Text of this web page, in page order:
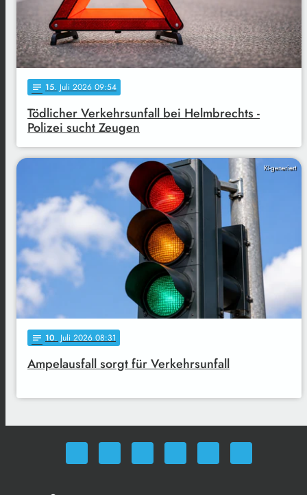
notes 15. Juli 2026 09:54
Tödlicher Verkehrsunfall bei Helmbrechts -
Polizei sucht Zeugen
KI-generiert
notes 10. Juli 2026 08:31
Ampelausfall sorgt für Verkehrsunfall